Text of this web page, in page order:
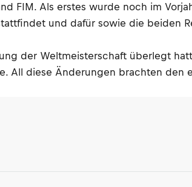
FIM. Als erstes wurde noch im
und dafür sowie die beiden
der Weltmeisterschaft überlegt
All diese Änderungen brachten den